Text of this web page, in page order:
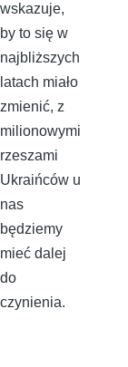
wskazuje,
by to się w
najbliższych
latach miało
zmienić, z
milionowymi
rzeszami
Ukraińców u
nas
będziemy
mieć dalej
do
czynienia.